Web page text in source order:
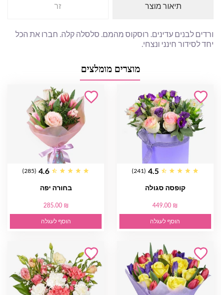
תיאור מוצר זר
ורדים לבנים עדינים. רוסקוס מהמם. סלסלה קלה. חברו את הכל
יחד לסידור חינני ונצחי.
מוצרים מומלצים
4.5
(241)
קופסה סגולה
449.00 ₪
הוסף לעגלה
4.6
(285)
בחורה יפה
285.00 ₪
הוסף לעגלה